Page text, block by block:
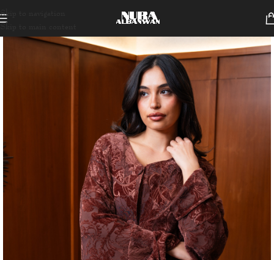
Skip to navigation
Skip to main content